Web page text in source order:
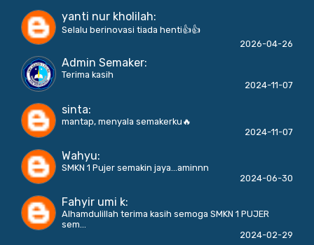
yanti nur kholilah:
Selalu berinovasi tiada henti👍👍
2026-04-26
Admin Semaker:
Terima kasih
2024-11-07
sinta:
mantap, menyala semakerku🔥
2024-11-07
Wahyu:
SMKN 1 Pujer semakin jaya...aminnn
2024-06-30
Fahyir umi k:
Alhamdulillah terima kasih semoga SMKN 1 PUJER
sem...
2024-02-29